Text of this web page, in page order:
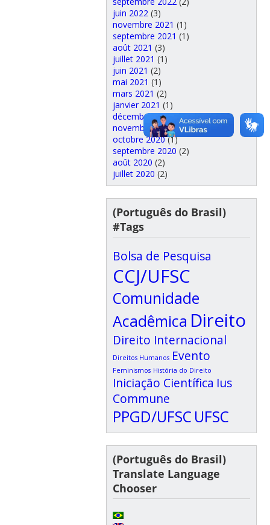
juin 2022 (3)
novembre 2021 (1)
septembre 2021 (1)
août 2021 (3)
juillet 2021 (1)
juin 2021 (2)
mai 2021 (1)
mars 2021 (2)
janvier 2021 (1)
décembre 2020(3)
novembre 2020(1)
octobre 2020(1)
septembre 2020 (2)
août 2020 (2)
juillet 2020 (2)
(Português do Brasil)
#Tags
Bolsa de Pesquisa
CCJ/UFSC
Comunidade
Acadêmica Direito
Direito Internacional
Direitos Humanos Evento
Feminismos História do Direito
Iniciação Científica Ius
Commune
PPGD/UFSC UFSC
(Português do Brasil)
Translate Language
Chooser